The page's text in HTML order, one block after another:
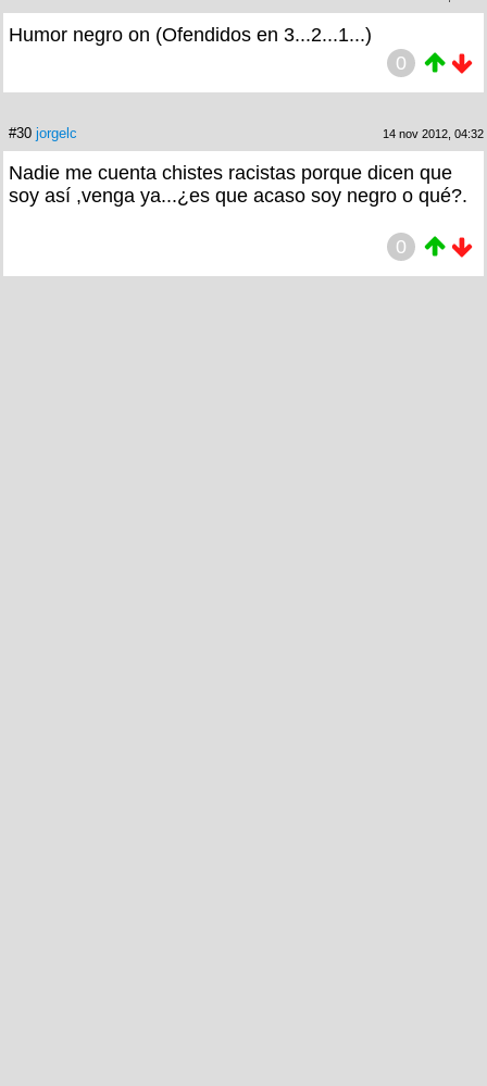
Humor negro on (Ofendidos en 3...2...1...)
0
#30 jorgelc 14 nov 2012, 04:32
Nadie me cuenta chistes racistas porque dicen que
soy así ,venga ya...¿es que acaso soy negro o qué?.
0